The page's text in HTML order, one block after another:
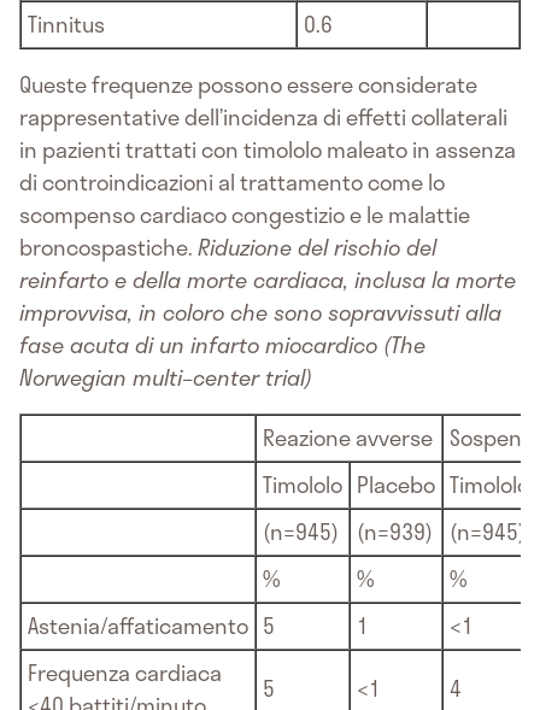
Tinnitus
0.6
Queste frequenze possono essere considerate
rappresentative dell’incidenza di effetti collaterali
in pazienti trattati con timololo maleato in assenza
di controindicazioni al trattamento come lo
scompenso cardiaco congestizio e le malattie
broncospastiche.Riduzione del rischio del
reinfarto e della morte cardiaca, inclusa la morte
improvvisa, in coloro che sono sopravvissuti alla
fase acuta di un infarto miocardico (The
Norwegian multi–center trial)
Reazione avverse
Timololo Placebo Timololo
(n=945)
(n=939) (n=945)
%
%
%
Astenia/affaticamento 5 1
<1
Frequenza cardiaca
5 <1 4